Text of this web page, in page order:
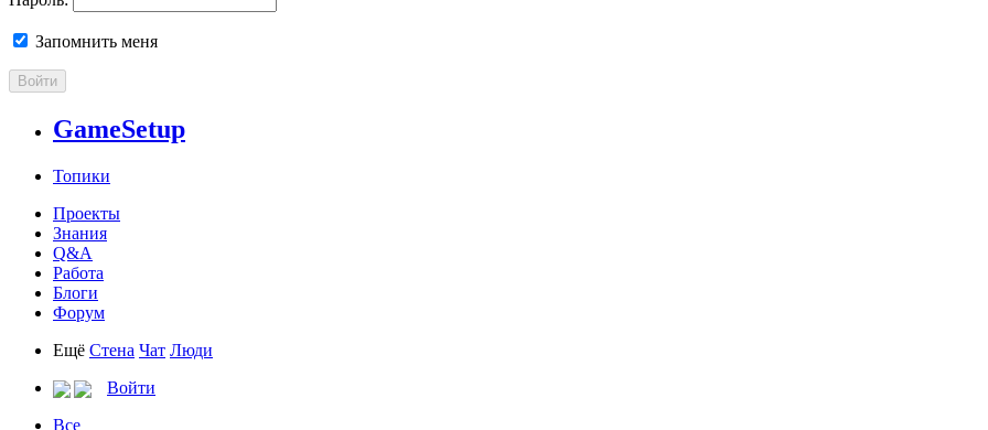
Запомнить меня
Войти
GameSetup
Топики
Проекты
Знания
Q&A
Работа
Блоги
Форум
Ещё Стена Чат Люди
Войти
Все